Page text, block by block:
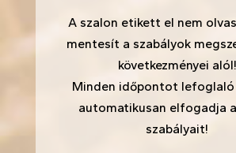
A szalon etikett el nem
mentesít a szabályok
következményei alól!
Minden időpontot lefoglaló
automatikusan elfogadja
szabályait!